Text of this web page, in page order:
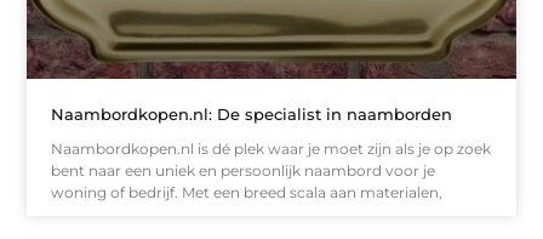
Naambordkopen.nl: De specialist in naamborden
Naambordkopen.nl is dé plek waar je moet zijn als je op zoek
bent naar een uniek en persoonlijk naambord voor je
woning of bedrijf. Met een breed scala aan materialen,